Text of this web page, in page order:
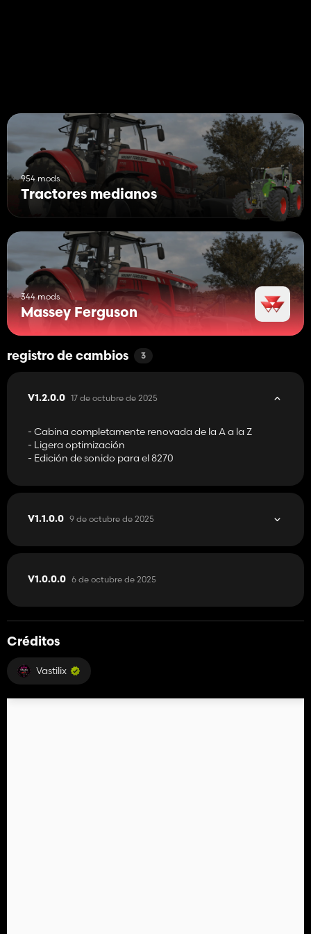
ambos
- Configuración de colores de llantas
¡Las actualizaciones se planean en el futuro!
954 mods
Tractores medianos
344 mods
Massey Ferguson
registro de cambios 3
V1.2.0.0 17 de octubre de 2025
- Cabina completamente renovada de la A a la Z
- Ligera optimización
- Edición de sonido para el 8270
V1.1.0.0 9 de octubre de 2025
V1.0.0.0 6 de octubre de 2025
Créditos
Vastilix